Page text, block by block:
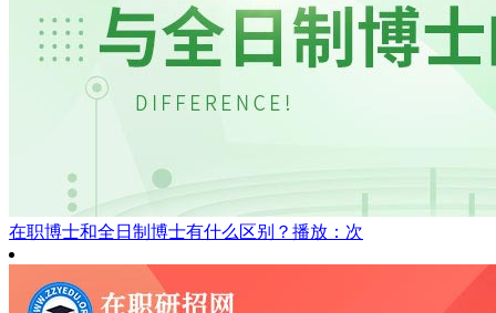
在职博士和全日制博士有什么区别？ 播放：次